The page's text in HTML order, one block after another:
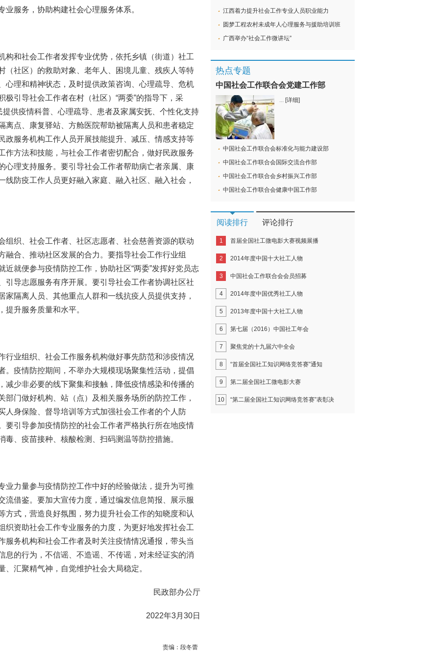
业服务，协助构建社会心理服务体系。
构和社会工作者发挥专业优势，依托乡镇（街道）社工
（社区）的救助对象、老年人、困境儿童、残疾人等特
心理和精神状态，及时提供政策咨询、心理疏导、危机
引导社会工作者在村（社区）“两委”的指导下，采
提供疫情科普、心理疏导、患者及家属安抚、个性化支持
离点、康复驿站、方舱医院帮助被隔离人员和患者稳定
政服务机构工作人员开展技能提升、减压、情感支持等
作方法和技能，与社会工作者密切配合，做好民政服务
心理支持服务。要引导社会工作者帮助病亡者亲属、康
防疫工作人员更好融入家庭、融入社区、融入社会，
组织、社会工作者、社区志愿者、社会慈善资源的联动
融合、推动社区发展的合力。要指导社会工作行业组
就便参与疫情防控工作，协助社区“两委”发挥好党员志
引导志愿服务有序开展。要引导社会工作者协调社区社
隔离人员、其他重点人群和一线抗疫人员提供支持，
提升服务质量和水平。
行业组织、社会工作服务机构做好事先防范和涉疫情况
。疫情防控期间，不举办大规模现场聚集性活动，提倡
减少非必要的线下聚集和接触，降低疫情感染和传播的
门做好机构、站（点）及相关服务场所的防控工作，
人身保险、督导培训等方式加强社会工作者的个人防
要引导参加疫情防控的社会工作者严格执行所在地疫情
、疫苗接种、核酸检测、扫码测温等防控措施。
业力量参与疫情防控工作中好的经验做法，提升为可推
流借鉴。要加大宣传力度，通过编发信息简报、展示服
方式，营造良好氛围，努力提升社会工作的知晓度和认
织资助社会工作专业服务的力度，为更好地发挥社会工
服务机构和社会工作者及时关注疫情情况通报，带头当
息的行为，不信谣、不造谣、不传谣，对未经证实的消
汇聚精气神，自觉维护社会大局稳定。
民政部办公厅
2022年3月30日
责编： 段冬蕾
江西着力提升社会工作专业人员职业能力
圆梦工程农村未成年人心理服务与援助培训班
广西举办“社会工作微讲坛”
热点专题
中国社会工作联合会党建工作部
... [详细]
中国社会工作联合会标准化与能力建设部
中国社会工作联合会国际交流合作部
中国社会工作联合会乡村振兴工作部
中国社会工作联合会健康中国工作部
阅读排行 评论排行
1 首届全国社工微电影大赛视频展播
2 2014年度中国十大社工人物
3 中国社会工作联合会会员招募
4 2014年度中国优秀社工人物
5 2013年度中国十大社工人物
6 第七届（2016）中国社工年会
7 聚焦党的十九届六中全会
8 “首届全国社工知识网络竞答赛”通知
9 第二届全国社工微电影大赛
10 “第二届全国社工知识网络竞答赛”表彰决